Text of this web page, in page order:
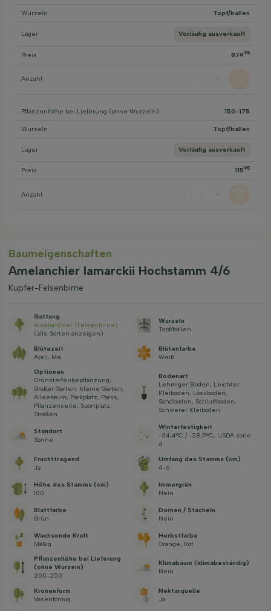
Wurzeln Topf/ballen
Lager Vorläufig ausverkauft
Preis 879 95
Anzahl
Pflanzenhöhe bei Lieferung (ohne Wurzeln) 150-175
Wurzeln Topf/ballen
Lager Vorläufig ausverkauft
Preis 115 95
Anzahl
Baum­eigen­schaften
Amelanchier lamarckii Hochstamm 4/6
Kupfer-Felsenbirne
Gattung
Amelanchier (Felsenbirne)
(alle Sorten anzeigen)
Wurzeln
Topf/ballen
Blütezeit
April, Mai
Blütenfarbe
Weiß
Optionen
Grünsteifenbepflanzung,
Großer Garten, kleine Gärten,
Alleebaum, Parkplatz, Parks,
Pflanzenseite, Sportplatz,
Straßen
Bodenart
Lehmiger Boden, Leichter
Kleiboden, Lössboden,
Sandboden, Schluffboden,
Schwerer Kleiboden
Standort
Sonne
Winterfestigkeit
-34,4°C / -28,9°C, USDA zone
4
Fruchttragend
Ja
Umfang des Stamms (cm)
4-6
Höhe des Stamms (cm)
100
Immergrün
Nein
Blattfarbe
Grün
Dornen / Stacheln
Nein
Wachsende Kraft
Mäßig
Herbstfarbe
Orange, Rot
Pflanzenhöhe bei Lieferung
(ohne Wurzeln)
200-250
Klimabaum (klimabeständig)
Nein
Kronenform
Vasenförmig
Nektarquelle
Ja